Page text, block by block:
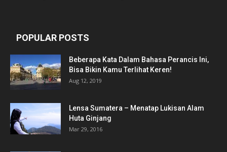
POPULAR POSTS
Beberapa Kata Dalam Bahasa Perancis Ini,
Bisa Bikin Kamu Terlihat Keren!
Aug 12, 2019
Lensa Sumatera – Menatap Lukisan Alam
Huta Ginjang
Mar 29, 2016